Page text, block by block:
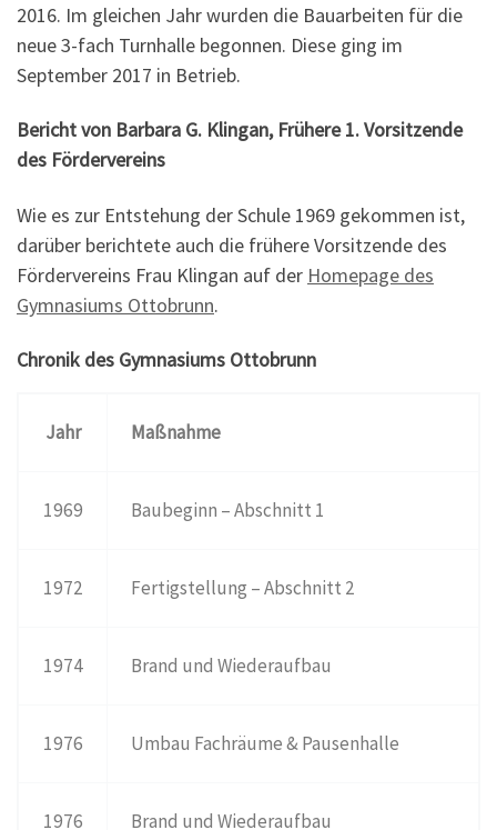
2016. Im gleichen Jahr wurden die Bauarbeiten für die
neue 3-fach Turnhalle begonnen. Diese ging im
September 2017 in Betrieb.
Bericht von Barbara G. Klingan, Frühere 1. Vorsitzende
des Fördervereins
Wie es zur Entstehung der Schule 1969 gekommen ist,
darüber berichtete auch die frühere Vorsitzende des
Fördervereins Frau Klingan auf der Homepage des
Gymnasiums Ottobrunn.
Chronik des Gymnasiums Ottobrunn
Jahr Maßnahme
1969 Baubeginn – Abschnitt 1
1972 Fertigstellung – Abschnitt 2
1974 Brand und Wiederaufbau
1976 Umbau Fachräume & Pausenhalle
1976 Brand und Wiederaufbau